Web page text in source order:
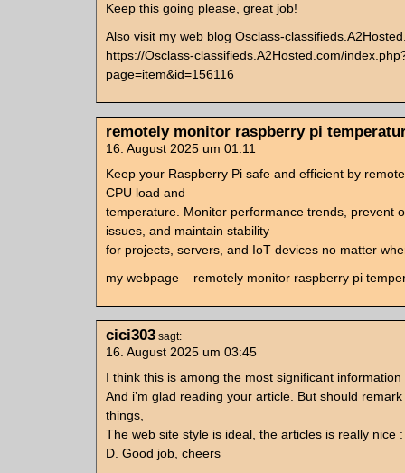
Keep this going please, great job!
Also visit my web blog Osclass-
https://Osclass-classifieds.A2Hosted.com/
page=item&id=156116
remotely monitor raspberry pi
16. August 2025 um 01:11
Keep your Raspberry Pi safe and efficient by
CPU load and
temperature. Monitor performance trends, prevent
issues, and maintain stability
for projects, servers, and IoT devices no matter
my webpage – remotely monitor raspberry pi
cici303 sagt:
16. August 2025 um 03:45
I think this is among the most significant
And i’m glad reading your article. But should
things,
The web site style is ideal, the articles is really nice :
D. Good job, cheers